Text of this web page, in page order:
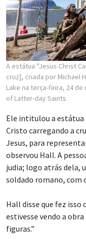
A estátua "Jesus Christ
cruz], criada por Michael
Lake na terça-feira, 24 de
of Latter-day Saints
Ele intitulou a estátua
Cristo carregando a
Jesus, para
observou Hall. A
judia; logo atrás dela,
soldado romano, com
Hall disse que fez isso
estivesse vendo a
figuras.”